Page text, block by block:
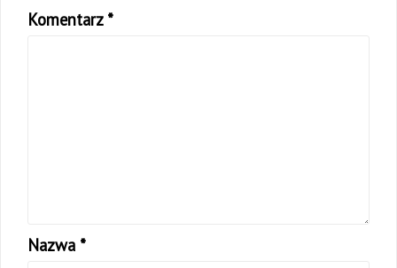
Komentarz *
Nazwa *